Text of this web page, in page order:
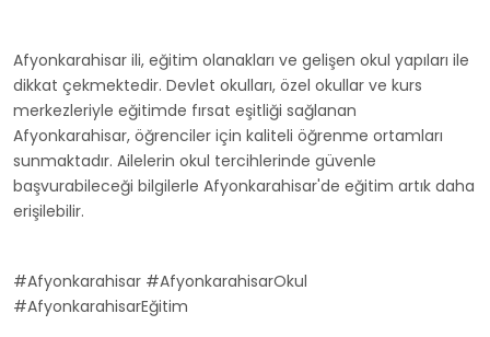
Afyonkarahisar ili, eğitim olanakları ve gelişen okul yapıları ile
dikkat çekmektedir. Devlet okulları, özel okullar ve kurs
merkezleriyle eğitimde fırsat eşitliği sağlanan
Afyonkarahisar, öğrenciler için kaliteli öğrenme ortamları
sunmaktadır. Ailelerin okul tercihlerinde güvenle
başvurabileceği bilgilerle Afyonkarahisar'de eğitim artık daha
erişilebilir.
#Afyonkarahisar #AfyonkarahisarOkul
#AfyonkarahisarEğitim